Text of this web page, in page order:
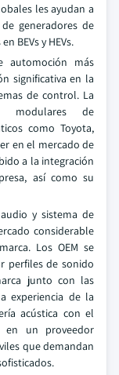
les ayudan a
generadores de
BEVs y HEVs.
automoción más
significativa en la
de control. La
modulares de
como Toyota,
en el mercado de
a la integración
así como su
y sistema de
considerable
Los OEM se
perfiles de sonido
junto con las
experiencia de la
acústica con el
en un proveedor
que demandan